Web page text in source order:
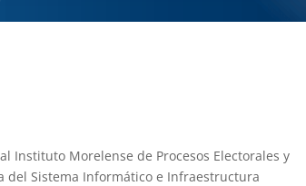
Instituto Morelense de Procesos Electorales y
del Sistema Informático e Infraestructura